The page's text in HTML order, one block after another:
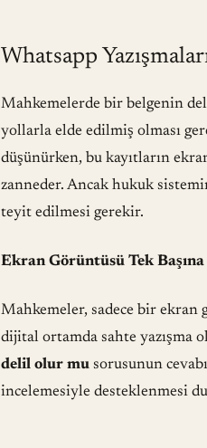
Whatsapp
Mahkemelerde bir belgenin
yollarla elde edilmiş olması
düşünürken, bu kayıtların
zanneder. Ancak hukuk
teyit edilmesi gerekir.
Ekran Görüntüsü Tek
Mahkemeler, sadece bir ekran
dijital ortamda sahte yazışma
delil olur mu sorusunun
incelemesiyle desteklenmesi